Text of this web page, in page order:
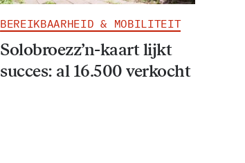
BEREIKBAARHEID & MOBILITEIT
Solobroezz’n-kaart lijkt
succes: al 16.500 verkocht